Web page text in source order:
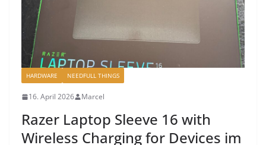
HARDWARE NEEDFULL THINGS
16. April 2026 Marcel
Razer Laptop Sleeve 16 with
Wireless Charging for Devices im